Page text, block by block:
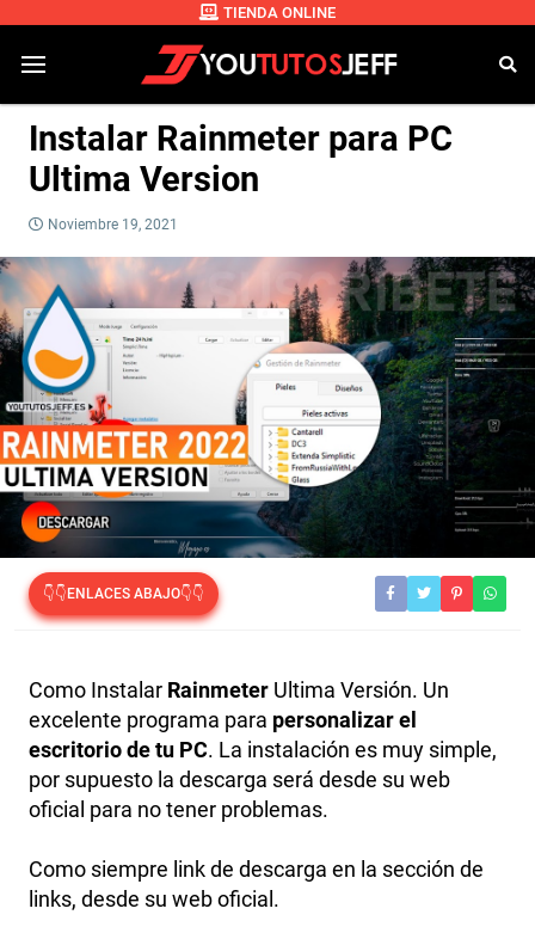
TIENDA ONLINE
Instalar Rainmeter para PC
Ultima Version
Noviembre 19, 2021
👇👇ENLACES ABAJO👇👇
Como Instalar Rainmeter Ultima Versión. Un
excelente programa para personalizar el
escritorio de tu PC. La instalación es muy simple,
por supuesto la descarga será desde su web
oficial para no tener problemas.
Como siempre link de descarga en la sección de
links, desde su web oficial.